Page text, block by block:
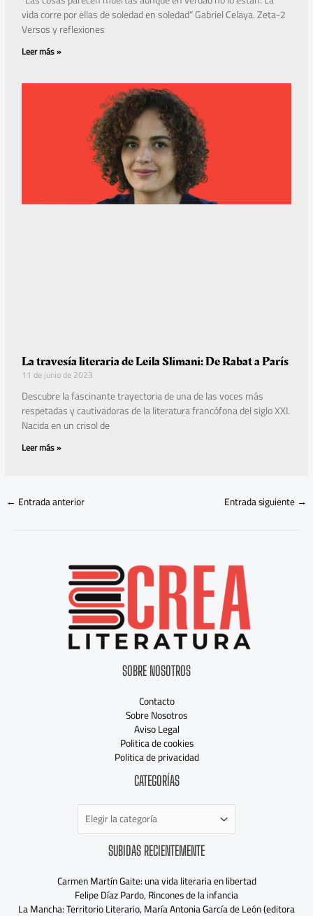
vida corre por ellas de soledad en soledad” Gabriel Celaya. Zeta-2
Versos y reflexiones
Leer más »
La travesía literaria de Leila Slimani: De Rabat a París
11 de junio de 2023
Descubre la fascinante trayectoria de una de las voces más
respetadas y cautivadoras de la literatura francófona del siglo XXI.
Nacida en un crisol de
Leer más »
← Entrada anterior Entrada siguiente→
SOBRE NOSOTROS
Contacto
Sobre Nosotros
Aviso Legal
Politica de cookies
Politica de privacidad
CATEGORÍAS
SUBIDAS RECIENTEMENTE
Carmen Martín Gaite: una vida literaria en libertad
Felipe Díaz Pardo, Rincones de la infancia
La Mancha: Territorio Literario, María Antonia García de León (editora